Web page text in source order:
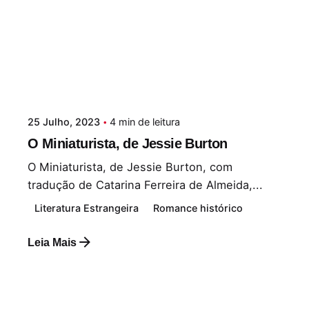
25 Julho, 2023 4 min de leitura
O Miniaturista, de Jessie Burton
O Miniaturista, de Jessie Burton, com
tradução de Catarina Ferreira de Almeida,...
Literatura Estrangeira Romance histórico
Leia Mais